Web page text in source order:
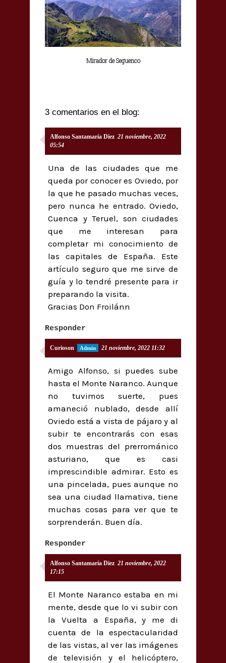
Mirador de Seguenco
3 comentarios en el blog:
Alfonso Santamaría Diez 21 noviembre, 2022
05:54
Una de las ciudades que me
queda por conocer es Oviedo, por
la que he pasado muchas veces,
pero nunca he entrado. Oviedo,
Cuenca y Teruel, son ciudades
que me interesan para
completar mi conocimiento de
las capitales de España. Este
artículo seguro que me sirve de
guía y lo tendré presente para ir
preparando la visita.
Gracias Don Froilánn
Responder
Curioson 21 noviembre, 2022 11:32
Amigo Alfonso, si puedes sube
hasta el Monte Naranco. Aunque
no tuvimos suerte, pues
amaneció nublado, desde allí
Oviedo está a vista de pájaro y al
subir te encontrarás con esas
dos muestras del prerrománico
asturiano, que es casi
imprescindible admirar. Esto es
una pincelada, pues aunque no
sea una ciudad llamativa, tiene
muchas cosas para ver que te
sorprenderán. Buen día.
Responder
Alfonso Santamaría Diez 21 noviembre, 2022
17:15
El Monte Naranco estaba en mi
mente, desde que lo vi subir con
la Vuelta a España, y me di
cuenta de la espectacularidad
de las vistas, al ver las imágenes
de televisión y el helicóptero,